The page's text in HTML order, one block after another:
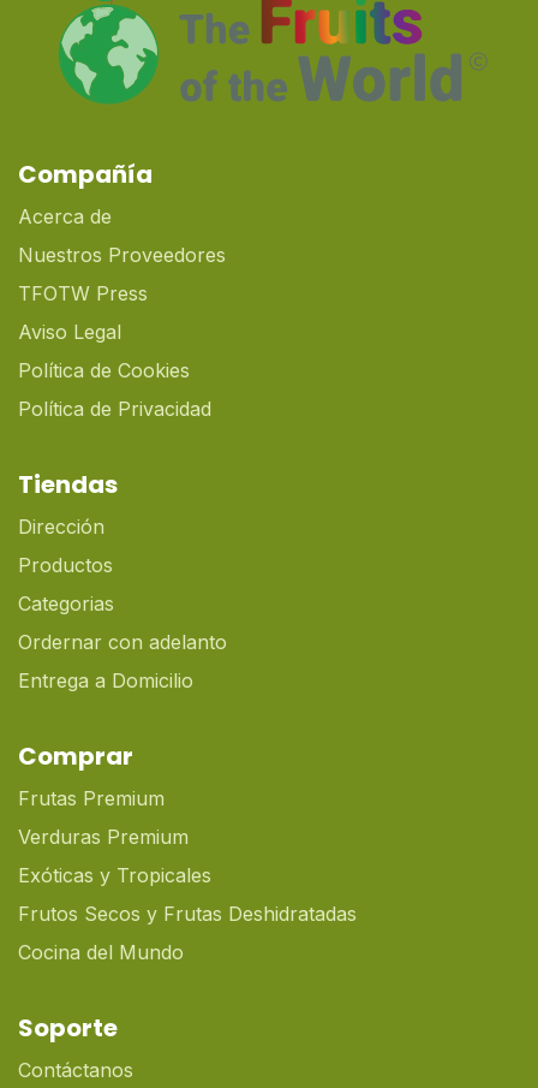
Compañía
Acerca de
Nuestros Proveedores
TFOTW Press
Aviso Legal
Política de Cookies
Política de Privacidad
Tiendas
Dirección
Productos
Categorias
Ordernar con adelanto
Entrega a Domicilio
Comprar
Frutas Premium
Verduras Premium
Exóticas y Tropicales
Frutos Secos y Frutas Deshidratadas
Cocina del Mundo
Soporte
Contáctanos